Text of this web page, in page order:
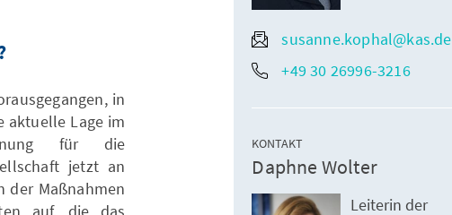
in
aktuelle Lage im
für die
jetzt an
der Maßnahmen
susanne.kophal@kas.de
+49 30 26996-3216
KONTAKT
Daphne Wolter
Leiterin der